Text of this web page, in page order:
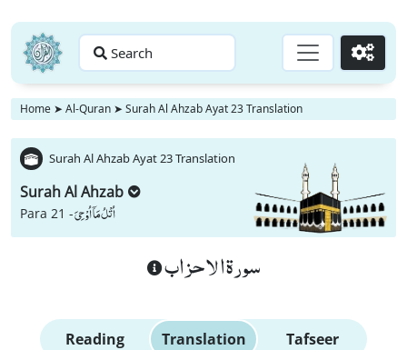
Search Go
Home ➤ Al-Quran ➤ Surah Al Ahzab Ayat 23 Translation
Surah Al Ahzab Ayat 23 Translation
Surah Al Ahzab
Para 21 -اُتْلُ مَاۤ اُوْحِیَ
سورة الاحزاب
Reading Translation Tafseer